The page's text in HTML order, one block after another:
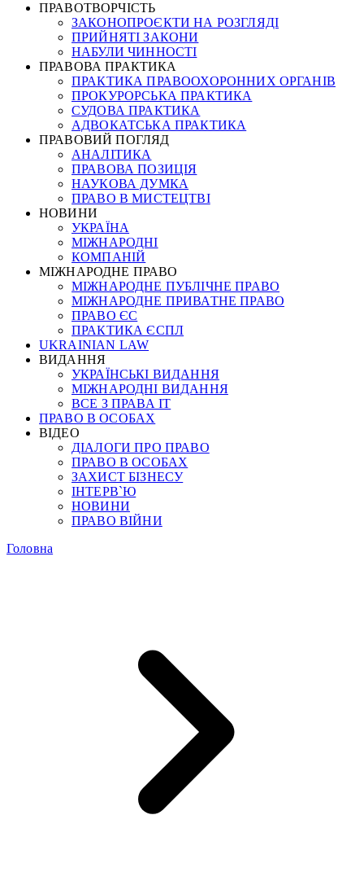
ПРАВОТВОРЧІСТЬ
ЗАКОНОПРОЄКТИ НА РОЗГЛЯДІ
ПРИЙНЯТІ ЗАКОНИ
НАБУЛИ ЧИННОСТІ
ПРАВОВА ПРАКТИКА
ПРАКТИКА ПРАВООХОРОННИХ ОРГАНІВ
ПРОКУРОРСЬКА ПРАКТИКА
СУДОВА ПРАКТИКА
АДВОКАТСЬКА ПРАКТИКА
ПРАВОВИЙ ПОГЛЯД
АНАЛІТИКА
ПРАВОВА ПОЗИЦІЯ
НАУКОВА ДУМКА
ПРАВО В МИСТЕЦТВІ
НОВИНИ
УКРАЇНА
МІЖНАРОДНІ
КОМПАНІЙ
МІЖНАРОДНЕ ПРАВО
МІЖНАРОДНЕ ПУБЛІЧНЕ ПРАВО
МІЖНАРОДНЕ ПРИВАТНЕ ПРАВО
ПРАВО ЄС
ПРАКТИКА ЄСПЛ
UKRAINIAN LAW
ВИДАННЯ
УКРАЇНСЬКІ ВИДАННЯ
МІЖНАРОДНІ ВИДАННЯ
ВСЕ З ПРАВА ІТ
ПРАВО В ОСОБАХ
ВІДЕО
ДІАЛОГИ ПРО ПРАВО
ПРАВО В ОСОБАХ
ЗАХИСТ БІЗНЕСУ
ІНТЕРВ`Ю
НОВИНИ
ПРАВО ВІЙНИ
Головна